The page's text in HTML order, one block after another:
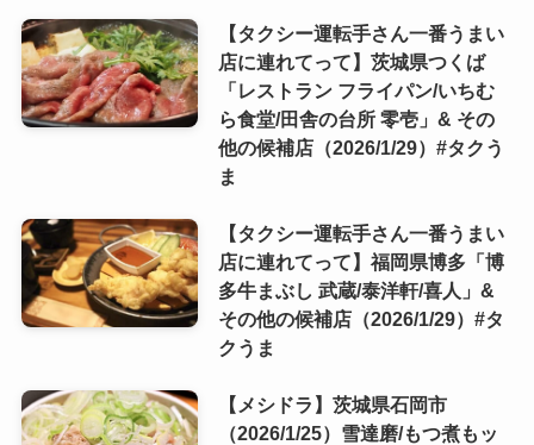
【タクシー運転手さん一番うまい
店に連れてって】茨城県つくば
「レストラン フライパン/いちむ
ら食堂/田舎の台所 零壱」& その
他の候補店（2026/1/29）#タクう
ま
【タクシー運転手さん一番うまい
店に連れてって】福岡県博多「博
多牛まぶし 武蔵/泰洋軒/喜人」&
その他の候補店（2026/1/29）#タ
クうま
【メシドラ】茨城県石岡市
（2026/1/25）雪達磨/もつ煮もッ